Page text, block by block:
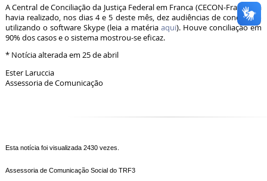
A Central de Conciliação da Justiça Federal em Franca (CECON-Franca), já
havia realizado, nos dias 4 e 5 deste mês, dez audiências de conciliação
utilizando o software Skype (leia a matéria aqui). Houve conciliação em
90% dos casos e o sistema mostrou-se eficaz.
* Notícia alterada em 25 de abril
Ester Laruccia
Assessoria de Comunicação
Esta notícia foi visualizada 2430 vezes.
Assessoria de Comunicação Social do TRF3